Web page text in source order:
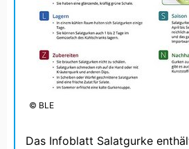
© BLE
Das Infoblatt Salatgurke